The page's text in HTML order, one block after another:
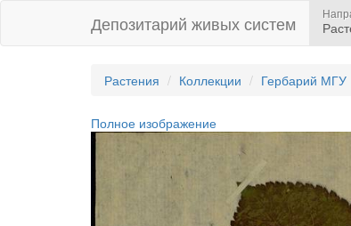
Депозитарий живых систем
Растения Коллекции Гербарий МГУ
Полное изображение